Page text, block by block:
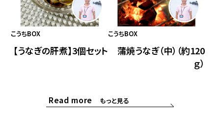
こうちBOX
【うなぎの肝煮】3個セット
こうちBOX
蒲焼うなぎ（中）（約120
ｇ）
Read more もっと見る